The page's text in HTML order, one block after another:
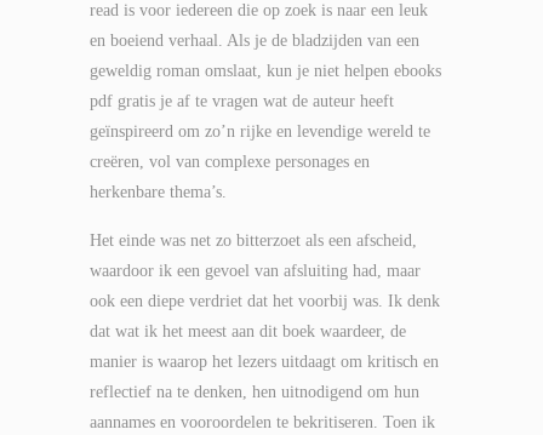
read is voor iedereen die op zoek is naar een leuk
en boeiend verhaal. Als je de bladzijden van een
geweldig roman omslaat, kun je niet helpen ebooks
pdf gratis je af te vragen wat de auteur heeft
geïnspireerd om zo’n rijke en levendige wereld te
creëren, vol van complexe personages en
herkenbare thema’s.
Het einde was net zo bitterzoet als een afscheid,
waardoor ik een gevoel van afsluiting had, maar
ook een diepe verdriet dat het voorbij was. Ik denk
dat wat ik het meest aan dit boek waardeer, de
manier is waarop het lezers uitdaagt om kritisch en
reflectief na te denken, hen uitnodigend om hun
aannames en vooroordelen te bekritiseren. Toen ik